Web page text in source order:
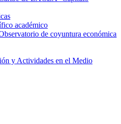
académico
de coyuntura económica
y Actividades en el Medio